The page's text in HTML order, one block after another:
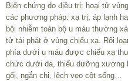
Biến chứng do điều trị: hoại tử
các phương pháp: xạ trị, áp lạnh
bội nhiễm toàn bộ u máu thường
tử tái phát ở vùng chiếu xạ. Rối
phía dưới u máu được chiếu xạ
chức dưới da, thiểu dưỡng xương
gối, ngắn chi, lệch vẹo cột sống…